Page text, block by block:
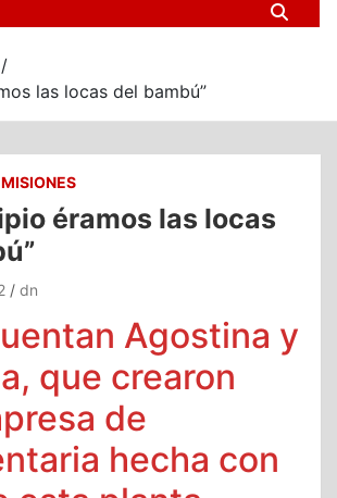
las locas del bambú”
MISIONES
éramos las locas
dn
Agostina y
que crearon
de
hecha con